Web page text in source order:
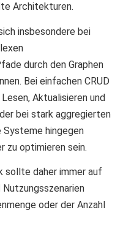
Architekturen.
insbesondere bei
durch den Graphen
Bei einfachen CRUD
Aktualisieren und
bei stark aggregierten
Systeme hingegen
zu optimieren sein.
sollte daher immer auf
oder der Anzahl